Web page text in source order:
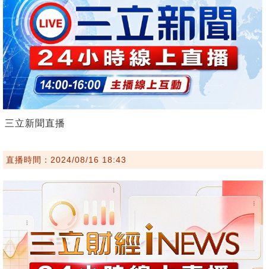
三立新聞直播
直播時間：2024/08/16 18:43